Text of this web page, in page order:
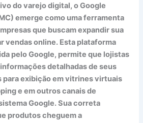
do varejo digital, o Google
emerge como uma ferramenta
que buscam expandir sua
vendas online. Esta plataforma
pelo Google, permite que lojistas
detalhadas de seus
para exibição em vitrines virtuais
e em outros canais de
Google. Sua correta
produtos cheguem a